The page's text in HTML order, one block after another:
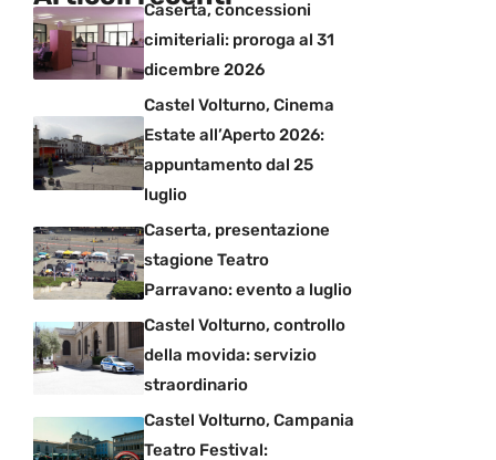
Caserta, concessioni
cimiteriali: proroga al 31
dicembre 2026
Castel Volturno, Cinema
Estate all’Aperto 2026:
appuntamento dal 25
luglio
Caserta, presentazione
stagione Teatro
Parravano: evento a luglio
Castel Volturno, controllo
della movida: servizio
straordinario
Castel Volturno, Campania
Teatro Festival: